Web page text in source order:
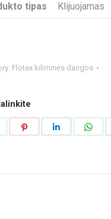
tipas Klijuojamas
Flotex kiliminės dangos
Share